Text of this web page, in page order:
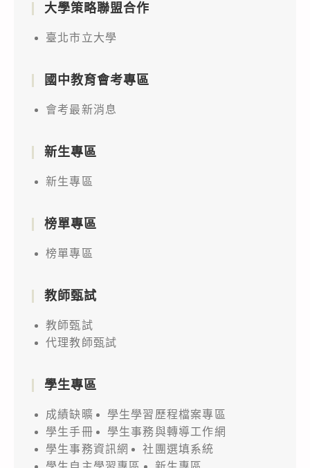
大學策略聯盟合作
臺北市立大學
國中教育會考專區
會考最新消息
新生專區
新生專區
榜單專區
榜單專區
教師甄試
教師甄試
代理教師甄試
學生專區
成績缺曠
學生學習歷程檔案專區
學生手冊
學生事務與轉導工作網
學生事務資訊網
社團選填系統